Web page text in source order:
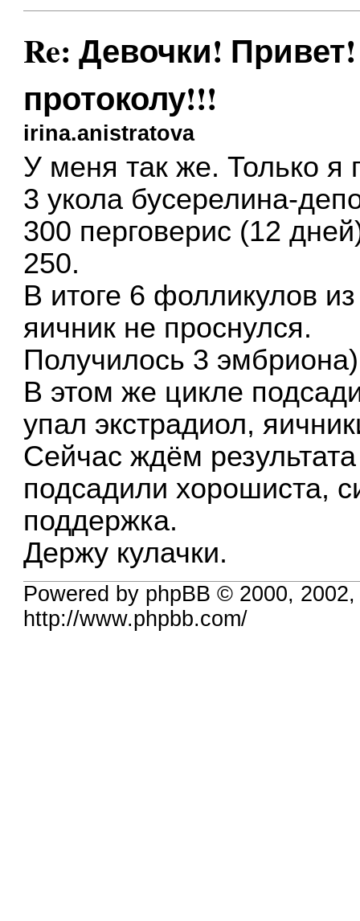
Re: Девочки!
протоколу!!!
irina.anistratova
У меня так же. Только
3 укола бусерелина-
300 перговерис (12
250.
В итоге 6 фолликулов
яичник не проснулся.
Получилось 3
В этом же цикле
упал экстрадиол,
Сейчас ждём
подсадили хорошиста,
поддержка.
Держу кулачки.
Powered by phpBB © 2000,
http://www.phpbb.com/